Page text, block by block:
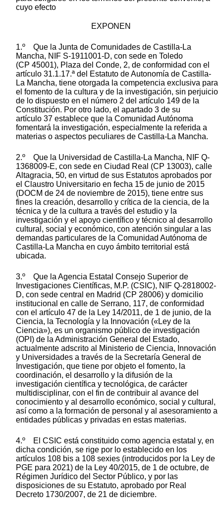
cuyo efecto
EXPONEN
1.º Que la Junta de Comunidades de Castilla-La
Mancha, NIF S-1911001-D, con sede en Toledo
(CP 45001), Plaza del Conde, 2, de conformidad con el
artículo 31.1.17.ª del Estatuto de Autonomía de Castilla-
La Mancha, tiene otorgada la competencia exclusiva para
el fomento de la cultura y de la investigación, sin perjuicio
de lo dispuesto en el número 2 del artículo 149 de la
Constitución. Por otro lado, el apartado 3 de su
artículo 37 establece que la Comunidad Autónoma
fomentará la investigación, especialmente la referida a
materias o aspectos peculiares de Castilla-La Mancha.
2.º Que la Universidad de Castilla-La Mancha, NIF Q-
1368009-E, con sede en Ciudad Real (CP 13003), calle
Altagracia, 50, en virtud de sus Estatutos aprobados por
el Claustro Universitario en fecha 15 de junio de 2015
(DOCM de 24 de noviembre de 2015), tiene entre sus
fines la creación, desarrollo y crítica de la ciencia, de la
técnica y de la cultura a través del estudio y la
investigación y el apoyo científico y técnico al desarrollo
cultural, social y económico, con atención singular a las
demandas particulares de la Comunidad Autónoma de
Castilla-La Mancha en cuyo ámbito territorial está
ubicada.
3.º Que la Agencia Estatal Consejo Superior de
Investigaciones Científicas, M.P. (CSIC), NIF Q-2818002-
D, con sede central en Madrid (CP 28006) y domicilio
institucional en calle de Serrano, 117, de conformidad
con el artículo 47 de la Ley 14/2011, de 1 de junio, de la
Ciencia, la Tecnología y la Innovación («Ley de la
Ciencia»), es un organismo público de investigación
(OPI) de la Administración General del Estado,
actualmente adscrito al Ministerio de Ciencia, Innovación
y Universidades a través de la Secretaría General de
Investigación, que tiene por objeto el fomento, la
coordinación, el desarrollo y la difusión de la
investigación científica y tecnológica, de carácter
multidisciplinar, con el fin de contribuir al avance del
conocimiento y al desarrollo económico, social y cultural,
así como a la formación de personal y al asesoramiento a
entidades públicas y privadas en estas materias.
4.º El CSIC está constituido como agencia estatal y, en
dicha condición, se rige por lo establecido en los
artículos 108 bis a 108 sexies (introducidos por la Ley de
PGE para 2021) de la Ley 40/2015, de 1 de octubre, de
Régimen Jurídico del Sector Público, y por las
disposiciones de su Estatuto, aprobado por Real
Decreto 1730/2007, de 21 de diciembre.